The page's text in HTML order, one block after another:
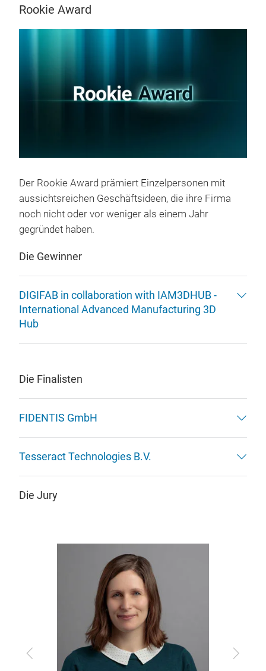
Rookie Award
Der Rookie Award prämiert Einzelpersonen mit
aussichtsreichen Geschäftsideen, die ihre Firma
noch nicht oder vor weniger als einem Jahr
gegründet haben.
Die Gewinner
DIGIFAB in collaboration with IAM3DHUB -
International Advanced Manufacturing 3D
Hub
Die Finalisten
FIDENTIS GmbH
Tesseract Technologies B.V.
Die Jury
Zurück Vor